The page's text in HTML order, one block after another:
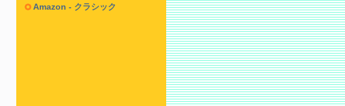
Amazon - クラシック